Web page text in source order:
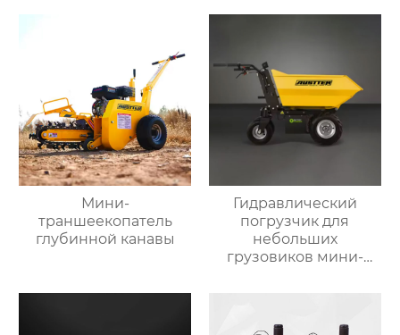
Мини-
траншеекопатель
глубинной канавы
Гидравлический
погрузчик для
небольших
грузовиков мини-